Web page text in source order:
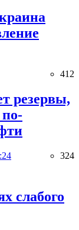
412
резервы,
по-
324
слабого